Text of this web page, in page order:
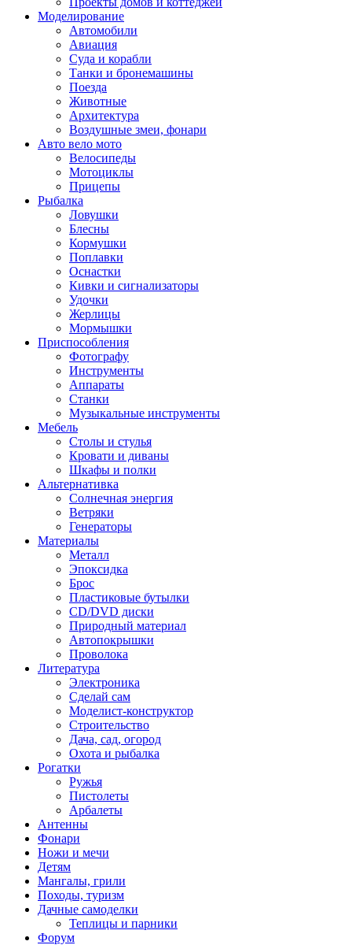
Моделирование
Автомобили
Авиация
Суда и корабли
Танки и бронемашины
Поезда
Животные
Архитектура
Воздушные змеи, фонари
Авто вело мото
Велосипеды
Мотоциклы
Прицепы
Рыбалка
Ловушки
Блесны
Кормушки
Поплавки
Оснастки
Кивки и сигнализаторы
Удочки
Жерлицы
Мормышки
Приспособления
Фотографу
Инструменты
Аппараты
Станки
Музыкальные инструменты
Мебель
Столы и стулья
Кровати и диваны
Шкафы и полки
Альтернативка
Солнечная энергия
Ветряки
Генераторы
Материалы
Металл
Эпоксидка
Брос
Пластиковые бутылки
CD/DVD диски
Природный материал
Автопокрышки
Проволока
Литература
Электроника
Сделай сам
Моделист-конструктор
Строительство
Дача, сад, огород
Охота и рыбалка
Рогатки
Ружья
Пистолеты
Арбалеты
Антенны
Фонари
Ножи и мечи
Детям
Мангалы, грили
Походы, туризм
Дачные самоделки
Теплицы и парники
Форум